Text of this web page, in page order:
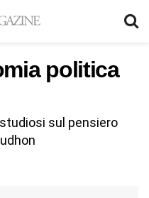
politica
sul pensiero